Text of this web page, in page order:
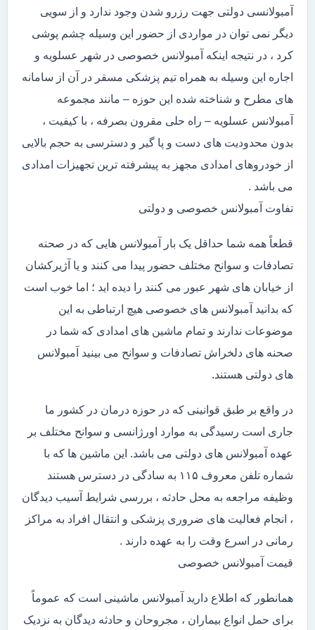
آمبولانسی دولتی جهت رزرو شدن وجود ندارد و از سویی
دیگر نمی توان در مواردی از حضور این وسیله چشم پوشی
کرد ، در نتیجه اینکه آمبولانس خصوصی در شهر عسلویه و
اجاره این وسیله به همراه تیم پزشکی مسقر در آن از سامانه
های مطرح و شناخته شده این حوزه – مانند مجموعه
آمبولانس عسلویه – راه حلی مقرون بصرفه ، با کیفیت ،
بدون محدودیت های دست و پا گیر و دسترسی به حجم بالایی
از خودروهای امدادی مجهز به پیشرفته ترین تجهیزات امدادی
می باشد .
تفاوت آمبولانس خصوصی و دولتی
قطعاً همه شما حداقل یک بار آمبولانس هایی که در صحنه
تصادفات و سوانح مختلف حضور پیدا می کنند و یا آژیرکشان
از خیابان های شهر عبور می کنند را دیده اید ؛ اما خوب است
که بدانید آمبولانس های خصوصی هیچ ارتباطی به این
موضوعات ندارند و تمام ماشین های امدادی که شما در
صحنه های دلخراش تصادفات و سوانح می بینید آمبولانس
های دولتی هستند.
در واقع بر طبق قوانینی که در حوزه درمان در کشور ما
جاری است رسیدگی به موارد اورژانسی و سوانح مختلف بر
عهده آمبولانس های دولتی می باشد. این ماشین ها که با
شماره تلفن معروف ۱۱۵ به سادگی در دسترس هستند
وظیفه مراجعه به محل حادثه ، بررسی شرایط آسیب دیدگان
، انجام فعالیت های ضروری پزشکی و انتقال افراد به مراکز
رمانی در اسرع وقت را به عهده دارند .
قیمت آمبولانس خصوصی
همانطور که اطلاع دارید آمبولانس ماشینی است که عموماً
برای حمل انواع بیماران ، مجروحان و حادثه دیدگان به نزدیک